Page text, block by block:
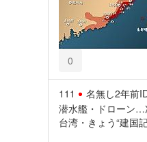
0
111 名無し2年前
潜水艦・ドローン
台湾・きょう“建国